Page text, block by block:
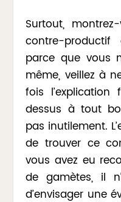
Surtout,
contre-
parce que vous
même, veillez à
fois l’explication
dessus à tout
pas inutilement.
de trouver ce
vous avez eu
de gamètes, il
d’envisager une